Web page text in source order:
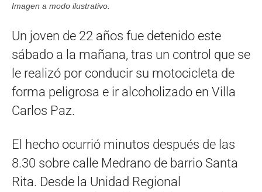
Imagen a modo ilustrativo.
Un joven de 22 años fue detenido este
sábado a la mañana, tras un control que se
le realizó por conducir su motocicleta de
forma peligrosa e ir alcoholizado en Villa
Carlos Paz.
El hecho ocurrió minutos después de las
8.30 sobre calle Medrano de barrio Santa
Rita. Desde la Unidad Regional